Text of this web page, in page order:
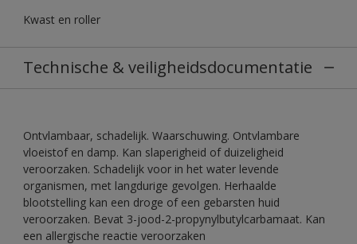
Kwast en roller
Technische & veiligheidsdocumentatie
Ontvlambaar, schadelijk. Waarschuwing. Ontvlambare
vloeistof en damp. Kan slaperigheid of duizeligheid
veroorzaken. Schadelijk voor in het water levende
organismen, met langdurige gevolgen. Herhaalde
blootstelling kan een droge of een gebarsten huid
veroorzaken. Bevat 3-jood-2-propynylbutylcarbamaat. Kan
een allergische reactie veroorzaken